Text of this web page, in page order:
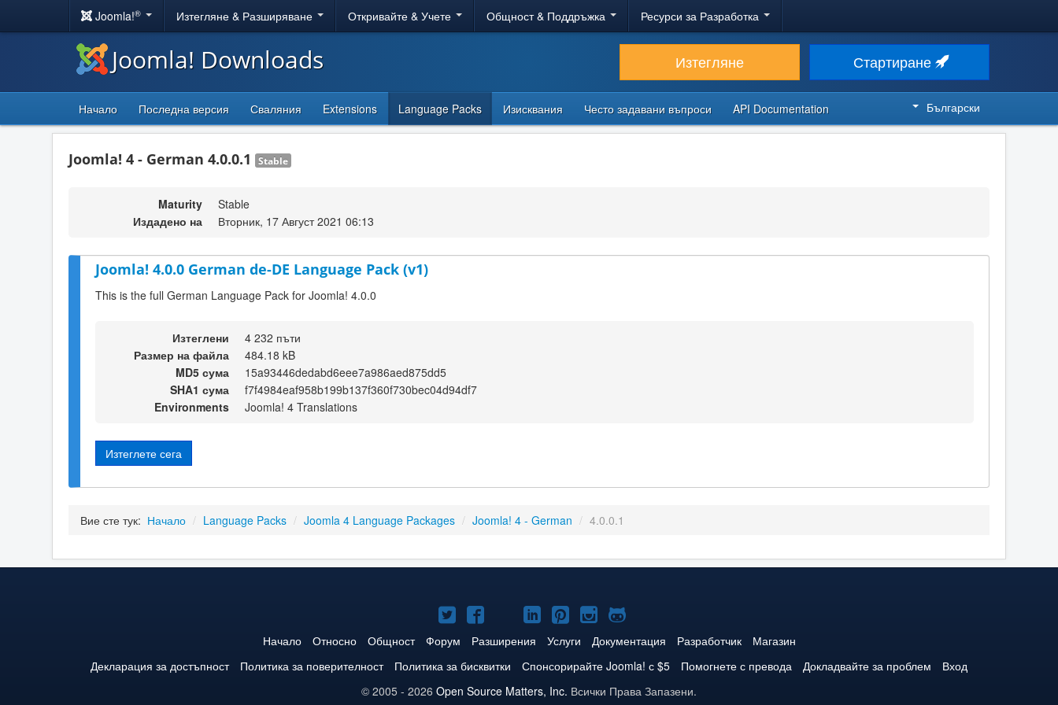
Joomla!® Изтегляне & Разширяване Откривайте & Учете Общност & Поддръжка Ресурси за Разработка
Joomla! Downloads Изтегляне Стартиране
Начало Последна версия Сваляния Extensions Language Packs Изисквания Често задавани въпроси API Documentation Български
Joomla! 4 - German 4.0.0.1 Stable
Maturity
Stable
Издадено на
Вторник, 17 Август 2021 06:13
Joomla! 4.0.0 German de-DE Language Pack (v1)
This is the full German Language Pack for Joomla! 4.0.0
Изтеглени
4 232 пъти
Размер на файла
484.18 kB
MD5 сума
15a93446dedabd6eee7a986aed875dd5
SHA1 сума
f7f4984eaf958b199b137f360f730bec04d94df7
Environments
Joomla! 4 Translations
Изтеглете сега
Вие сте тук: Начало / Language Packs / Joomla 4 Language Packages / Joomla! 4 - German / 4.0.0.1
Joomla!
в
Twitter
Joomla!
във
Facebook
Joomla!
в
YouTube
Joomla!
в
LinkedIn
Joomla!
в
Pinterest
Joomla!
в
Instagram
Joomla!
в
GitHub
Начало Относно Общност Форум Разширения Услуги Документация Разработчик
Магазин
Декларация за достъпност
Политика за поверителност Политика за бисквитки Спонсорирайте Joomla! с $5 Помогнете с превода Докладвайте за проблем
Вход
© 2005 - 2026 Open Source Matters, Inc. Всички Права Запазени.